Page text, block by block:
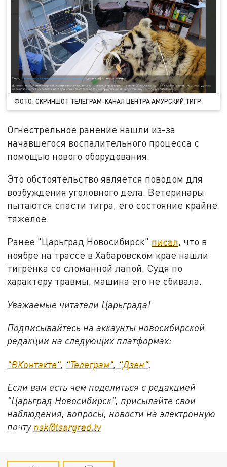
ФОТО: СКРИНШОТ ТЕЛЕГРАМ-КАНАЛ ЦЕНТРА АМУРСКИЙ ТИГР
Огнестрельное ранение нашли из-за
начавшегося воспалительного процесса с
помощью нового оборудования.
Это обстоятельство является поводом для
возбуждения уголовного дела. Ветеринары
пытаются спасти тигра, его состояние крайне
тяжёлое.
Ранее "Царьград Новосибирск" писал, что в
ноябре на трассе в Хабаровском крае нашли
тигрёнка со сломанной лапой. Судя по
характеру травмы, машина его не сбивала.
Уважаемые читатели Царьграда!
Подписывайтесь на аккаунты новосибирской
редакции на следующих платформах:
"ВКонтакте", "Телеграм", "Дзен".
Если вам есть чем поделиться с редакцией
"Царьград Новосибирск", присылайте свои
наблюдения, вопросы, новости на электронную
почту nsk@tsargrad.tv